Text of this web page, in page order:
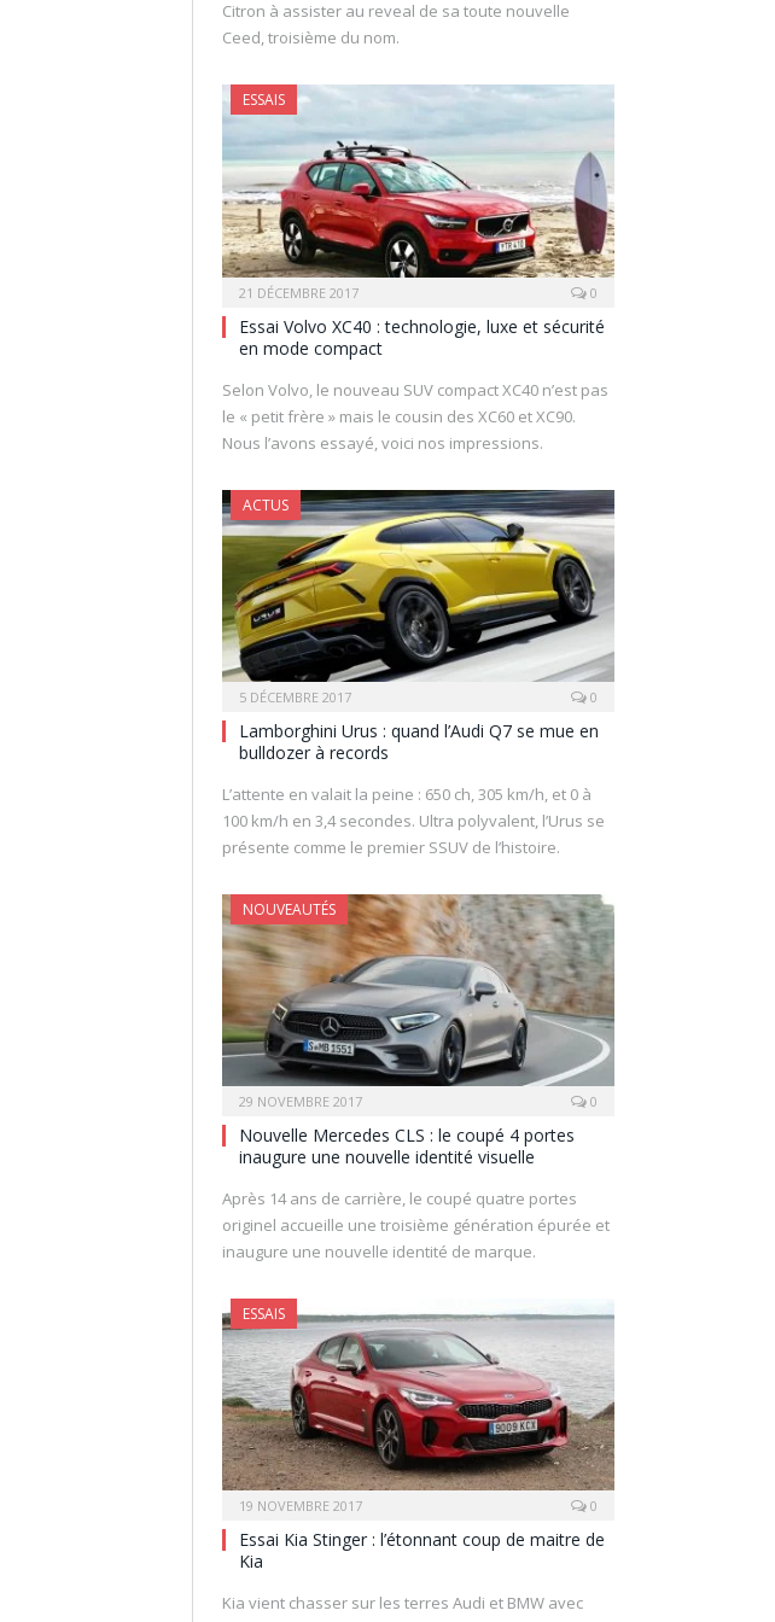
Citron à assister au reveal de sa toute nouvelle
Ceed, troisième du nom.
ESSAIS
21 DÉCEMBRE 2017 0
Essai Volvo XC40 : technologie, luxe et sécurité
en mode compact
Selon Volvo, le nouveau SUV compact XC40 n’est pas
le « petit frère » mais le cousin des XC60 et XC90.
Nous l’avons essayé, voici nos impressions.
ACTUS
5 DÉCEMBRE 2017 0
Lamborghini Urus : quand l’Audi Q7 se mue en
bulldozer à records
L’attente en valait la peine : 650 ch, 305 km/h, et 0 à
100 km/h en 3,4 secondes. Ultra polyvalent, l’Urus se
présente comme le premier SSUV de l’histoire.
NOUVEAUTÉS
29 NOVEMBRE 2017 0
Nouvelle Mercedes CLS : le coupé 4 portes
inaugure une nouvelle identité visuelle
Après 14 ans de carrière, le coupé quatre portes
originel accueille une troisième génération épurée et
inaugure une nouvelle identité de marque.
ESSAIS
19 NOVEMBRE 2017 0
Essai Kia Stinger : l’étonnant coup de maitre de
Kia
Kia vient chasser sur les terres Audi et BMW avec